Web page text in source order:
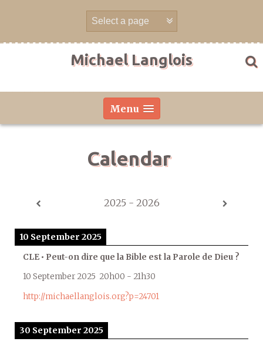
Michael Langlois
Menu
Calendar
2025 - 2026
10 September 2025
CLE • Peut-on dire que la Bible est la Parole de Dieu ?
10 September 2025 20h00 - 21h30
http://michaellanglois.org?p=24701
30 September 2025